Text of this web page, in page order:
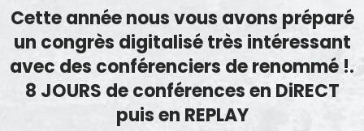
Cette année nous vous avons préparé
un congrès digitalisé très intéressant
avec des conférenciers de renommé !.
8 JOURS de conférences en DiRECT
puis en REPLAY